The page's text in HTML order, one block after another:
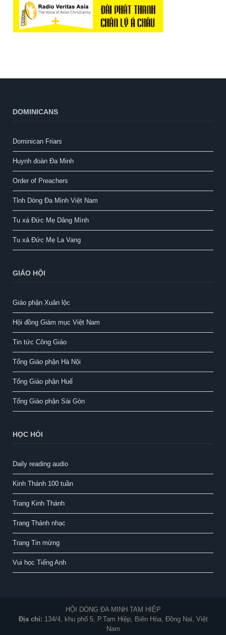
DOMINICANS
Dominican Friars
Huynh đoàn Đa Minh
Order of Preachers
Tỉnh Dòng Đa Minh Việt Nam
Tu xá Đức Mẹ Dâng Mình
Tu xá Đức Mẹ La Vang
GIÁO HỘI
Giáo phận Xuân lộc
Hội đồng Giám mục Việt Nam
Tin tức Công Giáo
Tổng Giáo phận Hà Nội
Tổng Giáo phận Huế
Tổng Giáo phận Sài Gòn
HỌC HỎI
Daily reading audio
Kinh Thánh 100 tuần
Trang Kinh Thánh
Trang Thánh nhạc
Trang Tin mừng
Vui học Tiếng Anh
HỘI DÒNG ĐA MINH TAM HIỆP
Địa chỉ: 134/4, khu phố 5, P.Tam Hiệp, Biên Hòa, Đồng Nai, Việt
Nam